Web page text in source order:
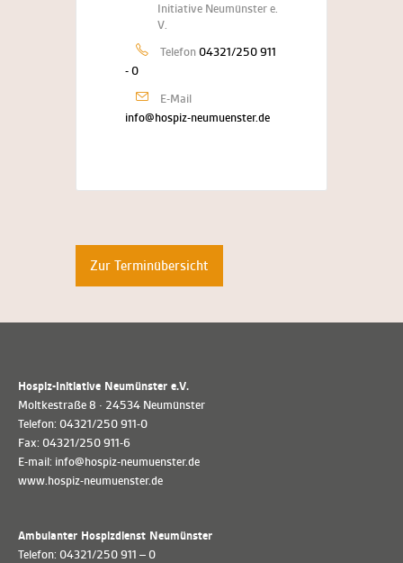
Initiative Neumünster e.
V.
Telefon 04321/250 911
- 0
E-Mail
info@hospiz-neumuenster.de
Zur Terminübersicht
Hospiz-Initiative Neumünster e.V.
Moltkestraße 8 · 24534 Neumünster
Telefon: 04321/250 911-0
Fax: 04321/250 911-6
E-mail: info@hospiz-neumuenster.de
www.hospiz-neumuenster.de
Ambulanter Hospizdienst Neumünster
Telefon: 04321/250 911 – 0